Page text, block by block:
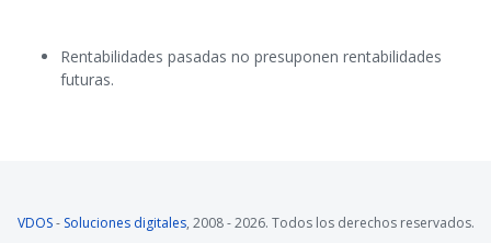
Rentabilidades pasadas no presuponen rentabilidades
futuras.
VDOS- Soluciones digitales, 2008 - 2026. Todos los derechos reservados.